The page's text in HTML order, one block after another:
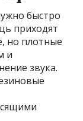
быстро
приходят
но плотные
и
звука.